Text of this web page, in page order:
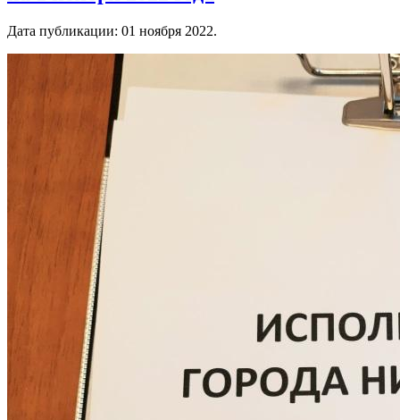
Дата публикации: 01 ноября 2022.